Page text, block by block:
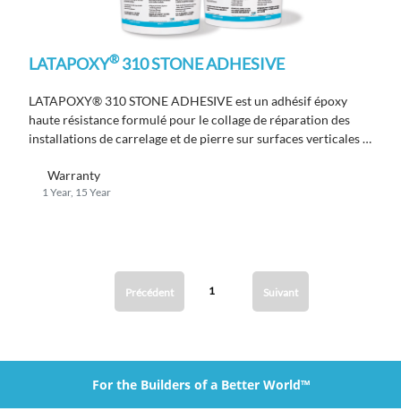
LATAPOXY®310 STONE ADHESIVE
LATAPOXY® 310 STONE ADHESIVE est un adhésif époxy
haute résistance formulé pour le collage de réparation des
installations de carrelage et de pierre sur surfaces verticales ;
Warranty
1 Year, 15 Year
Précédent 1 Suivant
For the Builders of a Better World™